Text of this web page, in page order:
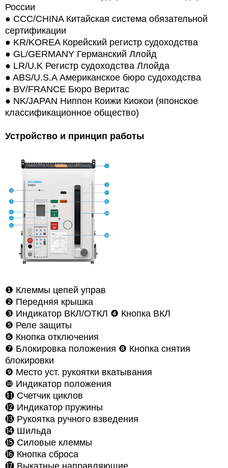
России
● CCC/CHINA Китайская система обязательной
сертификации
● KR/KOREA Корейский регистр судоходства
● GL/GERMANY Германский Ллойд
● LR/U.K Регистр судоходства Ллойда
● ABS/U.S.A Американское бюро судоходства
● BV/FRANCE Бюро Веритас
● NK/JAPAN Ниппон Коижи Киокои (японское
классификационное общество)
Устройство и принцип работы
❶ Клеммы цепей управ
❷ Передняя крышка
❸ Индикатор ВКЛ/ОТКЛ ❹ Кнопка ВКЛ
❺ Реле защиты
❻ Кнопка отключения
❼ Блокировка положения ❽ Кнопка снятия
блокировки
❾ Место уст. рукоятки вкатывания
❿ Индикатор положения
⓫ Счетчик циклов
⓬ Индикатор пружины
⓭ Рукоятка ручного взведения
⓮ Шильда
⓯ Силовые клеммы
⓰ Кнопка сброса
⓱ Выкатные направляющие